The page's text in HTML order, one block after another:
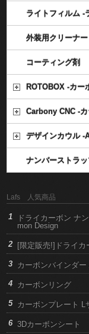
ライトフィルム -
外装用クリーナー
コーティング剤
ROTOBOX -カー
Carbony CNC -
デザインカウル -
ナンバーストラ
Lafs 人気商品
ドライカーボン ナ
mon Design
[限定販売!]ドライ
カーボンバインダー
カーボンリング
カーボンプレート L
3Dカーボンシート